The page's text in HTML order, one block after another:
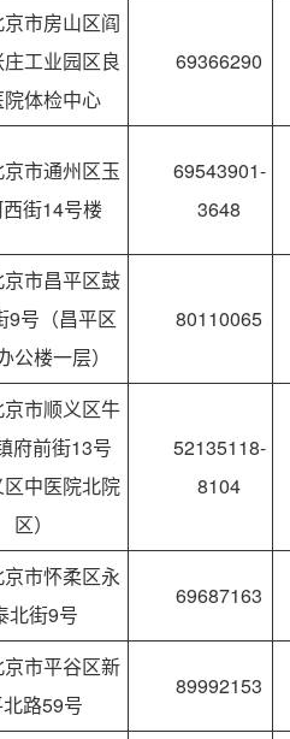
京市房山区阎
工业园区良
院体检中心
69366290
京市通州区玉
街14号楼
69543901-
3648
京市昌平区鼓
9号（昌平区
公楼一层）
80110065
京市顺义区牛
府前街13号
区中医院北院
区）
52135118-
8104
京市怀柔区永
北街9号
69687163
京市平谷区新
路59号
89992153